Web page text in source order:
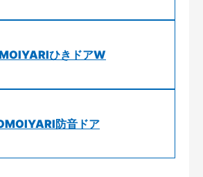
ひきドアW
防音ドア